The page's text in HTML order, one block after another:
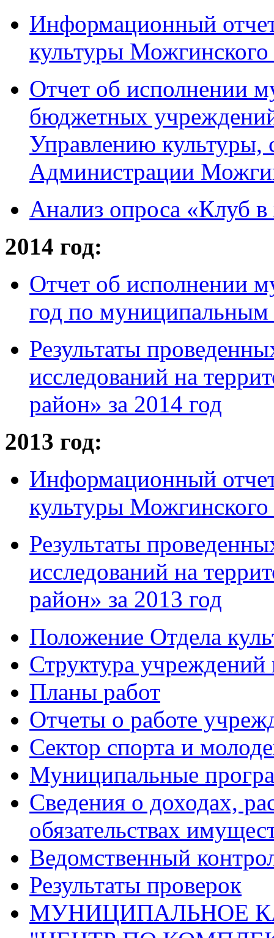
Информационный
культуры
Отчет об исполнении
бюджетных
Управлению культуры,
Администрации
Анализ опроса «Клуб
2014 год:
Отчет об исполнении
год по
Результаты
исследований на
район» за 2014 год
2013 год:
Информационный
культуры
Результаты
исследований на
район» за 2013 год
Положение Отдела
Структура
Планы работ
Отчеты о работе
Сектор спорта и
Муниципальные
Сведения о доходах,
обязательствах
Ведомственный
Результаты проверок
МУНИЦИПАЛЬНОЕ